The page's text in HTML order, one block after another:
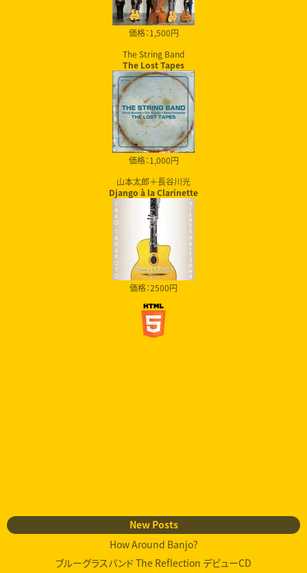
価格：1,500円
The String Band
The Lost Tapes
価格：1,000円
山本太郎＋長谷川光
Django à la Clarinette
価格：2500円
New Posts
How Around Banjo?
ブルーグラスバンド The Reflection デビューCD